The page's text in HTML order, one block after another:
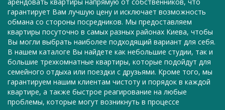
гарантирует Вам лучшую цену и исключает возможность
обмана со стороны посредников. Мы предоставляем
квартиры посуточно в самых разных районах Киева, чтобы
Вы могли выбрать наиболее подходящий вариант для себя.
В нашем каталоге Вы найдете как небольшие студии, так и
большие трехкомнатные квартиры, которые подойдут для
семейного отдыха или поездки с друзьями. Кроме того, мы
гарантируем нашим клиентам чистоту и порядок в каждой
квартире, а также быстрое реагирование на любые
проблемы, которые могут возникнуть в процессе